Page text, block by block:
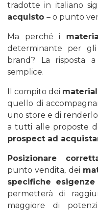
tradotte in italiano
acquisto – o punto
Ma perché i
determinante per
brand? La risposta
semplice.
Il compito dei
quello di
uno store e di renderlo
a tutti alle proposte
prospect ad
Posizionare
punto vendita, dei
specifiche
permetterà di
maggiore di